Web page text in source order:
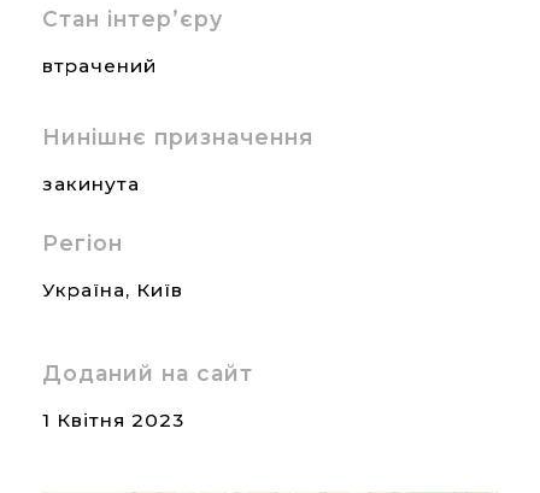
Стан інтер’єру
втрачений
Нинішнє призначення
закинута
Регіон
Україна, Київ
Доданий на сайт
1 Квітня 2023